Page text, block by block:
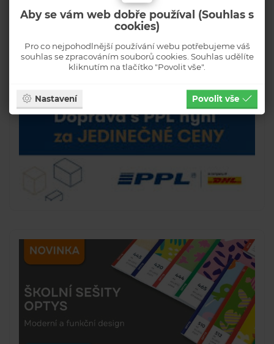
Aby se vám web dobře používal (Souhlas s
cookies)
Pro co nejpohodlnější používání webu potřebujeme váš
souhlas se zpracováním souborů cookies. Souhlas udělíte
kliknutím na tlačítko "Povolit vše".
Nastavení Povolit vše